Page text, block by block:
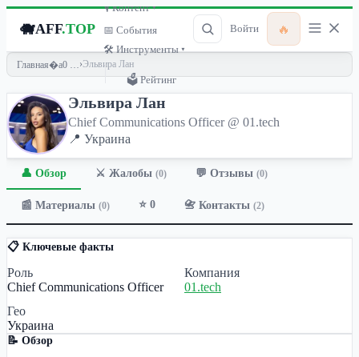
🐗AFF.TOP
🎙 Контент ▾
📅 События
🛠 Инструменты ▾
🗳 Рейтинг
Войти 🔥
Главная ›Эльвира Лан
Эльвира Лан
Chief Communications Officer @ 01.tech
📍 Украина
👤 Обзор ⚔️ Жалобы (0) 💬 Отзывы (0)
📰 Материалы (0) ⭐ 0 📇 Контакты (2)
📋 Ключевые факты
Роль
Chief Communications Officer
Компания
01.tech
Гео
Украина
📝 Обзор